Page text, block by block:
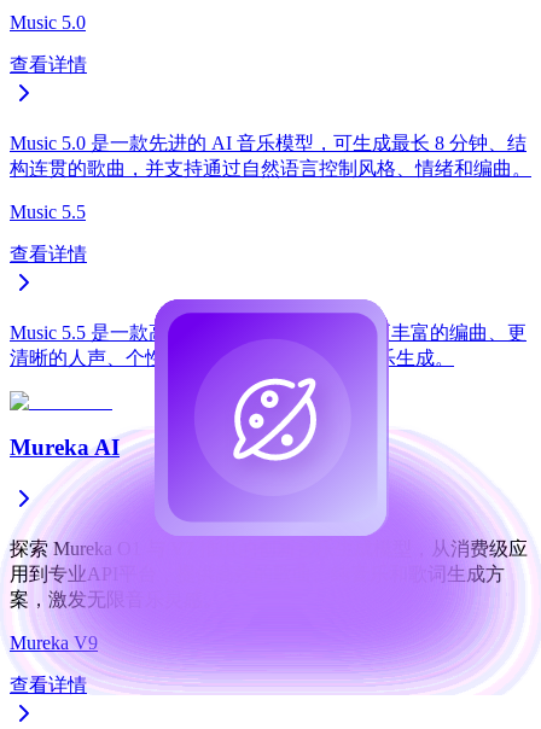
Music 5.0
查看详情
Music 5.0 是一款先进的 AI 音乐模型，可生成最长 8 分钟、结
构连贯的歌曲，并支持通过自然语言控制风格、情绪和编曲。
Music 5.5
查看详情
Music 5.5 是一款高保真 AI 音乐模型，侧重更丰富的编曲、更
清晰的人声、个性化音色以及基于偏好的音乐生成。
Mureka AI
探索 Mureka O1 与 V7 推出的创新音乐生成模型，从消费级应
用到专业API平台，提供高效的歌曲、纯音乐和歌词生成方
案，激发无限音乐灵感。
Mureka V9
查看详情